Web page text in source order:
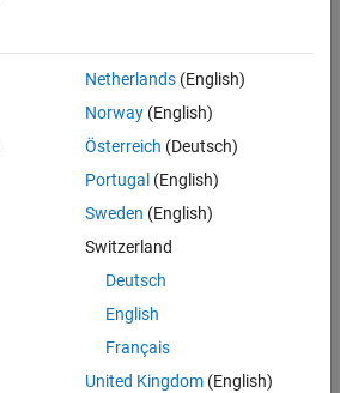
What Is Wavelet Toolbox?
Learning Techniques for...
Netherlands(English)
Norway(English)
Österreich (Deutsch)
Portugal (English)
Sweden (English)
Switzerland
Deutsch
English
Français
United Kingdom(English)